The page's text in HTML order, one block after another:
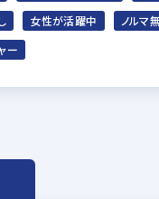
女性が活躍中 ノルマ
ー